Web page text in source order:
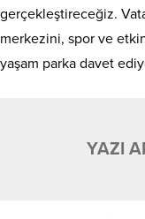
gerçekleştireceğiz.
merkezini, spor ve
yaşam parka davet
YAZI